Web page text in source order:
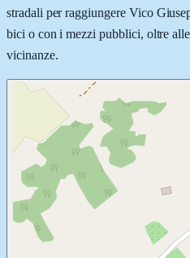
stradali per raggiungere Vico
bici o con i mezzi pubblici, oltre
vicinanze.